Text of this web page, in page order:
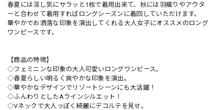
春夏には涼し気にサラッと1枚で着用出来て、秋には羽織りやアウタ
ーと合わせて着用すればロングシーズンに着回していただけます。
華やかでお洒落な印象を演出してくれる大人女子にオススメのロング
ワンピースです。
【商品の特徴】
◇フェミニンな印象の大人可愛いロングワンピース。
◇春夏らしい明るく爽やかな印象を演出。
◇華やかなデザインでリゾートシーンにも大活躍！
◇ふんわりとしたAラインシルエット！
◇Vネックで大人っぽく綺麗にデコルテを見せ。